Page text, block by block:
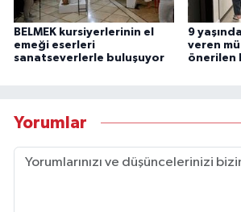
BELMEK kursiyerlerinin el
emeği eserleri
sanatseverlerle buluşuyor
9
veren
önerilen
Yorumlar